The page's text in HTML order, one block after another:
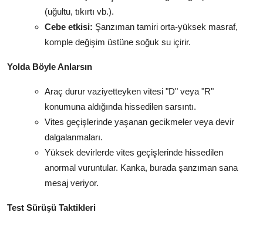
(uğultu, tıkırtı vb.).
Cebe etkisi: Şanzıman tamiri orta-yüksek masraf,
komple değişim üstüne soğuk su içirir.
Yolda Böyle Anlarsın
Araç durur vaziyetteyken vitesi "D" veya "R"
konumuna aldığında hissedilen sarsıntı.
Vites geçişlerinde yaşanan gecikmeler veya devir
dalgalanmaları.
Yüksek devirlerde vites geçişlerinde hissedilen
anormal vuruntular. Kanka, burada şanzıman sana
mesaj veriyor.
Test Sürüşü Taktikleri